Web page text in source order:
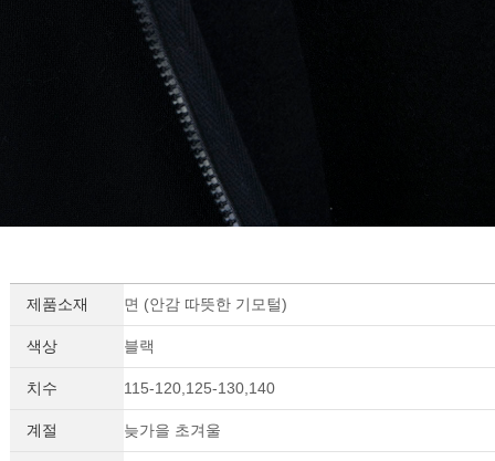
제품소재 면 (안감 따뜻한 기모털)
색상 블랙
치수 115-120,125-130,140
계절 늦가을 초겨울